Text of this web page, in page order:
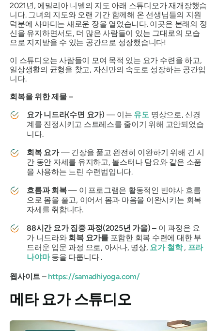
2021년, 에밀리아 니델의 지도 아래 스튜디오가 재개장했습
니다. 그녀의 지도와 오랜 기간 함께해 온 선생님들의 지원
덕분에 사마디는 새로운 장을 열었습니다. 이곳은 본래의 정
신을 유지하면서도, 더 많은 사람들이 있는 그대로의 모습
으로 지지받을 수 있는 공간으로 성장했습니다!
이 스튜디오는 사람들이 모여 목적 있는 요가 수련을 하고,
일상생활의 균형을 찾고, 자신만의 속도로 성장하는 공간입
니다.
회복을 위한 제물 –
요가 니드라(수면 요가) — 이는 유도명상으로, 신경
계를 진정시키고 스트레스를 줄이기 위해 고안되었습
니다.
회복 요가— 긴장을 풀고 완전히 이완하기 위해 긴 시
간 동안 자세를 유지하고, 볼스터나 담요와 같은 소품
을 사용하는 느린 수련법입니다.
흐름과 회복— 이 프로그램은 활동적인 빈야사 흐름
으로 몸을 풀고, 이어서 몸과 마음을 이완시키는 회복
자세를 취합니다.
88시간 요가 집중 과정(2025년 가을) – 이 과정은 요
가 니드라와 회복 요가를포함한 회복 수련에 대한 부
드러운 입문 과정 으로, 아사나, 명상, 요가 철학, 프라
나야마등을 다룹니다 .
웹사이트 –https://samadhiyoga.com/
메타 요가 스튜디오